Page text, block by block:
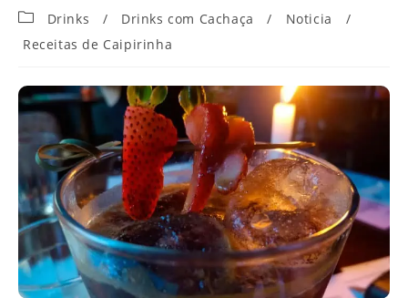
Categoria
post:
Drinks / Drinks com Cachaça / Noticia
/
Receitas de Caipirinha